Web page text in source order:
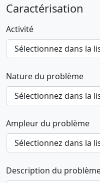
Caractérisation
Activité
Nature du problème
Ampleur du problème
Description du